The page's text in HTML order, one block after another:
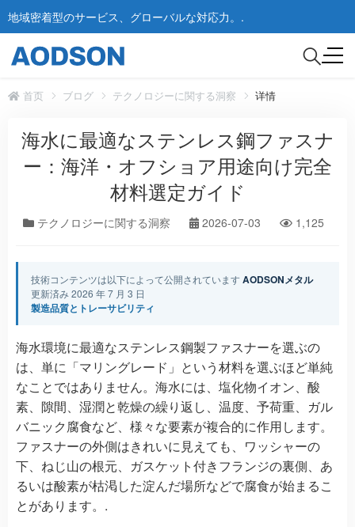
地域密着型のサービス、グローバルな対応力。.
首页 ブログ テクノロジーに関する洞察 详情
海水に最適なステンレス鋼ファスナ
ー：海洋・オフショア用途向け完全
材料選定ガイド
テクノロジーに関する洞察 2026-07-03 1,125
技術コンテンツは以下によって公開されています AODSONメタル
更新済み 2026 年 7 月 3 日
製造品質とトレーサビリティ
海水環境に最適なステンレス鋼製ファスナーを選ぶの
は、単に「マリングレード」という材料を選ぶほど単純
なことではありません。海水には、塩化物イオン、酸
素、隙間、湿潤と乾燥の繰り返し、温度、予荷重、ガル
バニック腐食など、様々な要素が複合的に作用します。
ファスナーの外側はきれいに見えても、ワッシャーの
下、ねじ山の根元、ガスケット付きフランジの裏側、あ
るいは酸素が枯渇した淀んだ場所などで腐食が始まるこ
とがあります。.